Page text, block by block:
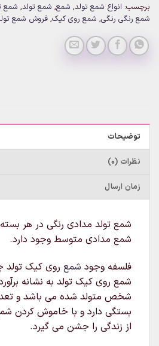
برچسب: انواع شمع تولد, شمع, شمع تولد, شمع
شمع رنگی رنگی, شمع روی کیک, فروش شمع
توضیحات
نظرات (0)
زمان ارسال
شمع مدادی متوسط وجود دارد.
فلسفه وجود شمع روی کیک
شمع روی کیک تولد به نشانه
شخص متولد شده می باشد و
بستگی دارد و با خاموش کردن
از زندگی را جشن می گیرد.